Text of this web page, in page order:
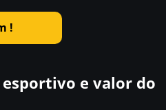
!
e valor do